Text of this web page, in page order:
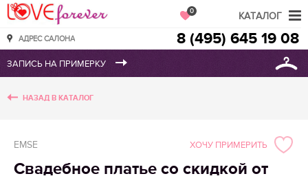
Love Forever
АДРЕС САЛОНА
0
8 (495) 645 19 08
НАЗАД В КАТАЛОГ
EMSE
Свадебное платье со скидкой от
ХОЧУ ПРИМЕРИТЬ
КАТАЛОГ